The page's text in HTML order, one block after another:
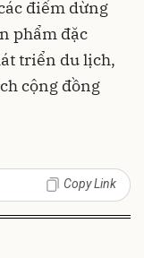
điểm dừng
phẩm đặc
triển du lịch,
cộng đồng
Copy Link